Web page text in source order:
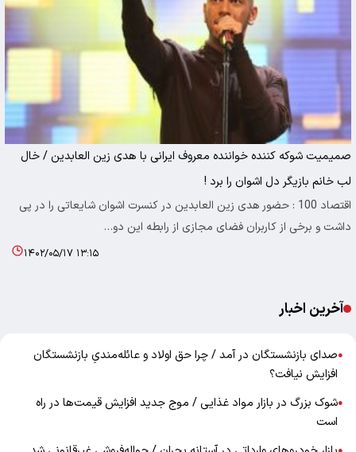
صمیمیت شوکه کننده خواننده معروف ایرانی با هدی زین العابدین / خال
لب خانم بازیگر دل اشوان را برد !
اقتصاد 100 : حضور هدی زین العابدین در کنسرت اشوان شایعاتی را در پی
داشت و برخی از کاربران فضای مجازی از رابطه این دو…
۱۴۰۲/۰۵/۱۷ ۱۳:۱۵
آخرین اخبار
●صدای بازنشستگان در آمد / چرا حق اولاد و عائله‌مندیِ بازنشستگان
افزایش نیافت؟
●شوک بزرگ در بازار مواد غذایی / موج جدید افزایش قیمت‌ها در راه
است